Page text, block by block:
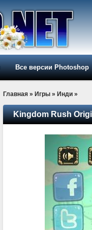
Все версии Photoshop
Главная » Игры » Инди »
Kingdom Rush